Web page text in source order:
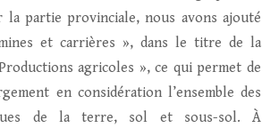
la partie provinciale, nous avons ajouté
et carrières », dans le titre de la
agricoles », ce qui permet de
en considération l’ensemble des
de la terre, sol et sous-sol. À